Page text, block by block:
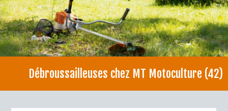
Débroussailleuses chez MT Motoculture (42)